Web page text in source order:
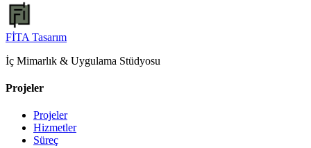
FİTA Tasarım
İç Mimarlık & Uygulama Stüdyosu
Projeler
Projeler
Hizmetler
Süreç